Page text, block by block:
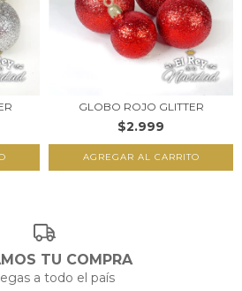
GLOBO ROJO GLITTER
$2.999
AGREGAR AL CARRITO
TU COMPRA
a todo el país